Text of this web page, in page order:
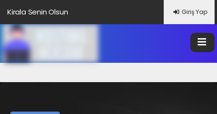
Giriş Yap